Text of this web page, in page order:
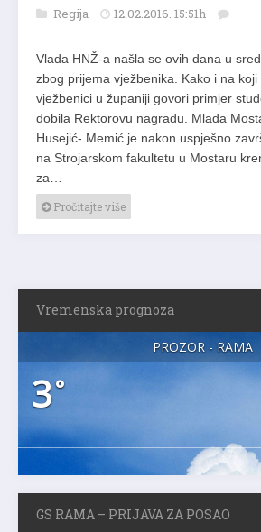
Regija 12.02.2016. 15:51h
Vlada HNŽ-a našla se ovih dana u
zbog prijema vježbenika. Kako i na
vježbenici u županiji govori primjer
dobila Rektorovu nagradu. Mlada
Husejić- Memić je nakon uspješno
na Strojarskom fakultetu u Mostaru
za…
Pročitajte više
Vremenska prognoza
PROZOR - RAMA
3°
GS RAMA – PRIJAVA ZA POSAO